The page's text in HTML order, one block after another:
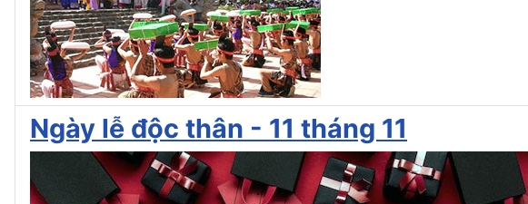
Ngày lễ độc thân - 11 tháng 11